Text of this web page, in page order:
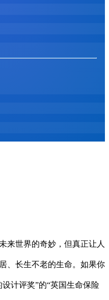
来世界的奇妙，但真正让人
、长生不老的生命。如果你
计评奖”的“英国生命保险